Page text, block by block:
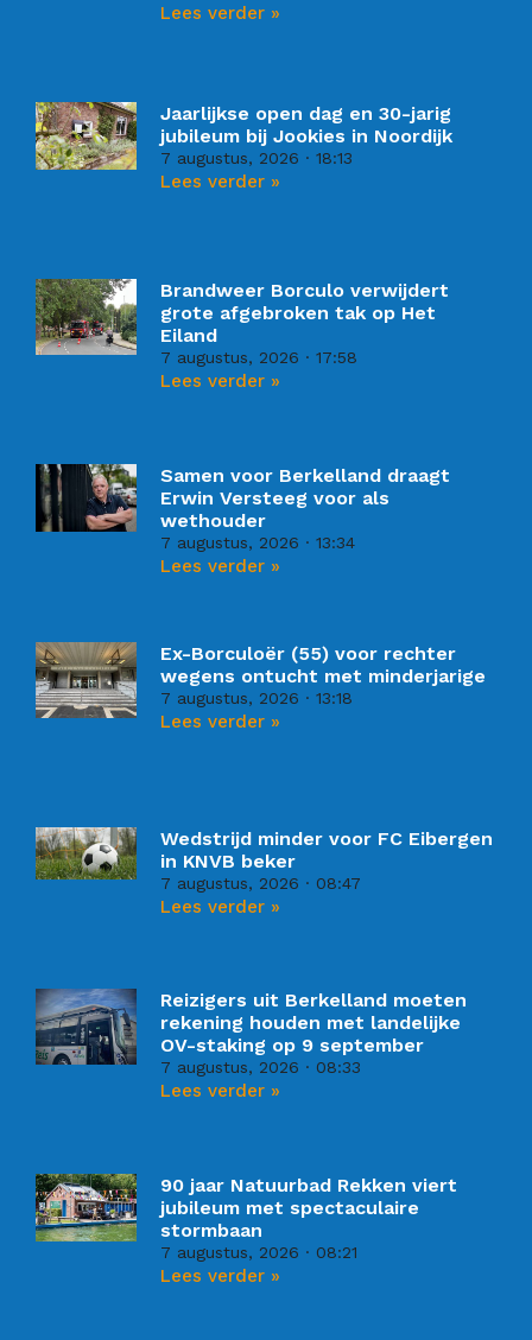
Lees verder »
Jaarlijkse open dag en 30-jarig
jubileum bij Jookies in Noordijk
7 augustus, 2026 18:13
Lees verder »
Brandweer Borculo verwijdert
grote afgebroken tak op Het
Eiland
7 augustus, 2026 17:58
Lees verder »
Samen voor Berkelland draagt
Erwin Versteeg voor als
wethouder
7 augustus, 2026 13:34
Lees verder »
Ex-Borculoër (55) voor rechter
wegens ontucht met minderjarige
7 augustus, 2026 13:18
Lees verder »
Wedstrijd minder voor FC Eibergen
in KNVB beker
7 augustus, 2026 08:47
Lees verder »
Reizigers uit Berkelland moeten
rekening houden met landelijke
OV-staking op 9 september
7 augustus, 2026 08:33
Lees verder »
90 jaar Natuurbad Rekken viert
jubileum met spectaculaire
stormbaan
7 augustus, 2026 08:21
Lees verder »